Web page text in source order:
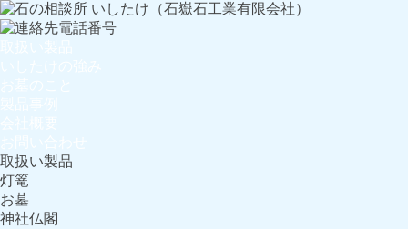
取扱い製品
灯篭
お墓
神社仏閣